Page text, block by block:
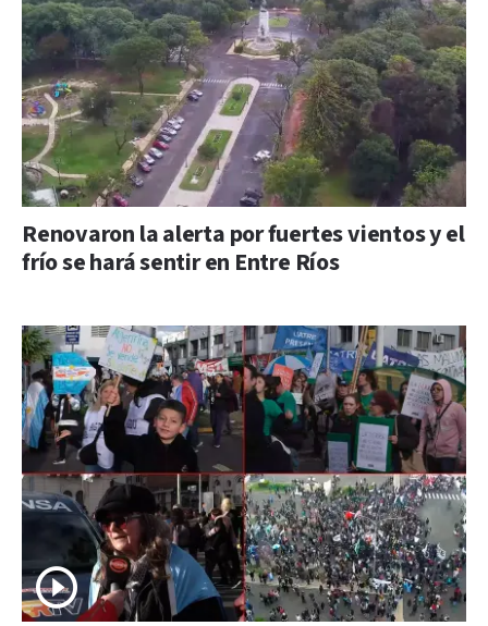
Renovaron la alerta por fuertes vientos y el
frío se hará sentir en Entre Ríos